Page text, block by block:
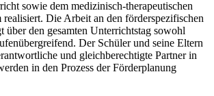
sowie dem medizinisch-therapeutischen
realisiert. Die Arbeit an den förderspezifischen
über den gesamten Unterrichtstag sowohl
Der Schüler und seine Eltern
und gleichberechtigte Partner in
in den Prozess der Förderplanung